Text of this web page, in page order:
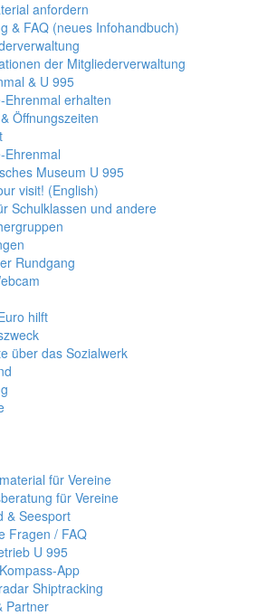
anfordern
& FAQ (neues Infohandbuch)
der Mitgliederverwaltung
& U 995
Ehrenmal erhalten
Öffnungszeiten
Ehrenmal
Museum U 995
visit! (English)
Schulklassen und andere
Rundgang
hilft
über das Sozialwerk
für Vereine
für Vereine
& Seesport
Fragen / FAQ
U 995
App
Shiptracking
Partner